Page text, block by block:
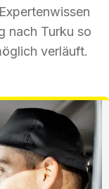
nach Turku so
verläuft.